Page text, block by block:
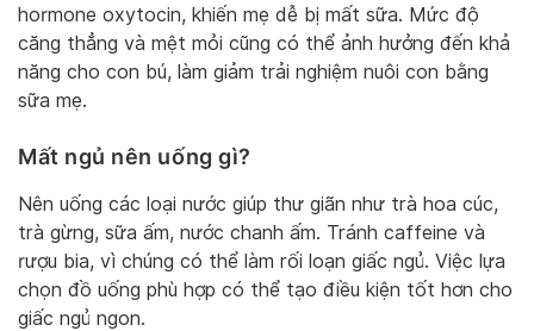
hormone oxytocin, khiến mẹ dễ bị mất sữa. Mức độ
căng thẳng và mệt mỏi cũng có thể ảnh hưởng đến khả
năng cho con bú, làm giảm trải nghiệm nuôi con bằng
sữa mẹ.
Mất ngủ nên uống gì?
Nên uống các loại nước giúp thư giãn như trà hoa cúc,
trà gừng, sữa ấm, nước chanh ấm. Tránh caffeine và
rượu bia, vì chúng có thể làm rối loạn giấc ngủ. Việc lựa
chọn đồ uống phù hợp có thể tạo điều kiện tốt hơn cho
giấc ngủ ngon.